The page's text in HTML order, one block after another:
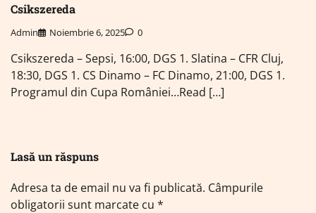
Csikszereda
Admin Noiembrie 6, 2025 0
Csikszereda – Sepsi, 16:00, DGS 1. Slatina – CFR Cluj,
18:30, DGS 1. CS Dinamo – FC Dinamo, 21:00, DGS 1.
Programul din Cupa României…Read […]
Lasă un răspuns
Adresa ta de email nu va fi publicată. Câmpurile
obligatorii sunt marcate cu *